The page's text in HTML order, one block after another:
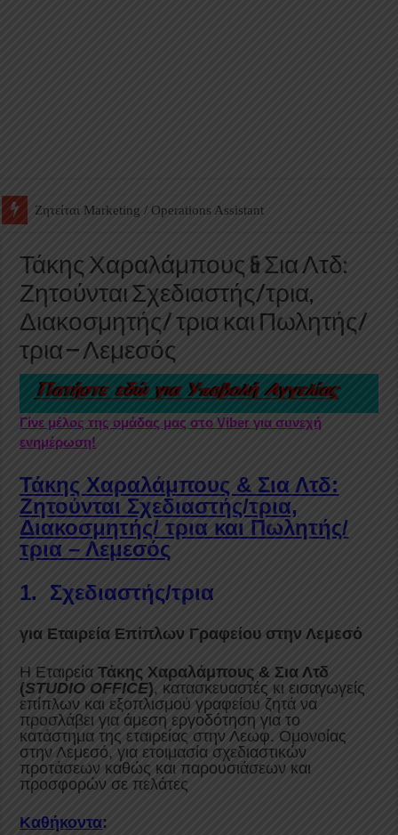
Ζητείται Βοηθός Αποθήκης σε Φαρμακείο
Τάκης Χαραλάμπους & Σια Λτδ:
Ζητούνται Σχεδιαστής/τρια,
Διακοσμητής/ τρια και Πωλητής/
τρια – Λεμεσός
Γίνε μέλος της ομάδας μας στο Viber για συνεχή
ενημέρωση!
Τάκης Χαραλάμπους & Σια Λτδ:
Ζητούνται Σχεδιαστής/τρια,
Διακοσμητής/ τρια και Πωλητής/
τρια– Λεμεσός
1. Σχεδιαστής/τρια
για Εταιρεία Επίπλων Γραφείου στην Λεμεσό
Η ΕταιρείαΤάκης Χαραλάμπους & Σια Λτδ
(STUDIO OFFICE), κατασκευαστές κι εισαγωγείς
επίπλων και εξοπλισμού γραφείου ζητά να
προσλάβει για άμεση εργοδότηση για το
κατάστημα της εταιρείας στην Λεωφ. Ομονοίας
στην Λεμεσό, για ετοιμασία σχεδιαστικών
προτάσεων καθώς και παρουσιάσεων και
προσφορών σε πελάτες
Καθήκοντα: